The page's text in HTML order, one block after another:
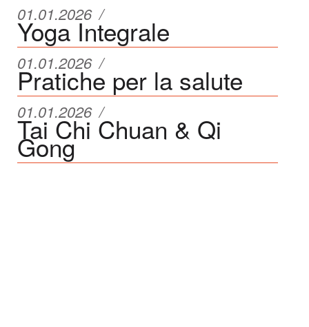
01.01.2026
Yoga Integrale
01.01.2026
Pratiche per la salute
01.01.2026
Tai Chi Chuan & Qi
Gong